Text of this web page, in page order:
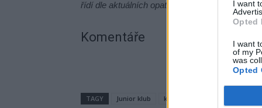
I want
Opted
I want
of my
was
Opted
řídí dle aktuálních opatření vydaných
Komentáře
TAGY Junior klub koncert